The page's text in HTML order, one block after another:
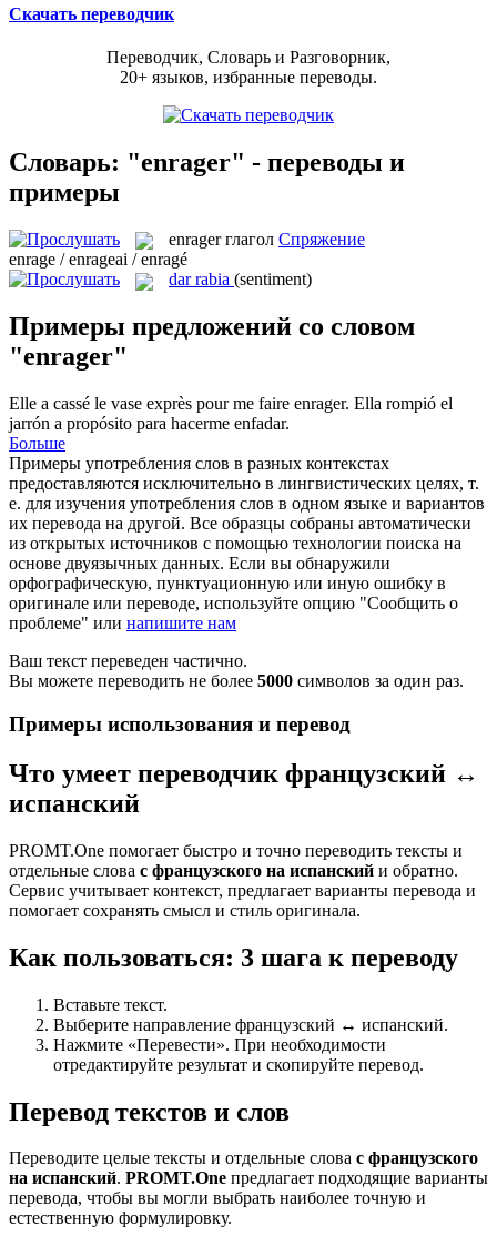
Скачать переводчик
Переводчик, Словарь и Разговорник,
20+ языков, избранные переводы.
Словарь: "enrager" - переводы и
примеры
enrager глагол Спряжение
enrage / enrageai / enragé
dar rabia (sentiment)
Примеры предложений со словом
"enrager"
Elle a cassé le vase exprès pour me faire enrager. Ella rompió el
jarrón a propósito para hacerme enfadar.
Больше
Примеры употребления слов в разных контекстах
предоставляются исключительно в лингвистических целях, т.
е. для изучения употребления слов в одном языке и вариантов
их перевода на другой. Все образцы собраны автоматически
из открытых источников с помощью технологии поиска на
основе двуязычных данных. Если вы обнаружили
орфографическую, пунктуационную или иную ошибку в
оригинале или переводе, используйте опцию "Сообщить о
проблеме" или напишите нам
Ваш текст переведен частично.
Вы можете переводить не более 5000 символов за один раз.
Примеры использования и перевод
Что умеет переводчик французский ↔
испанский
PROMT.One помогает быстро и точно переводить тексты и
отдельные слова с французского на испанский и обратно.
Сервис учитывает контекст, предлагает варианты перевода и
помогает сохранять смысл и стиль оригинала.
Как пользоваться: 3 шага к переводу
Вставьте текст.
Выберите направление французский ↔ испанский.
Нажмите «Перевести». При необходимости
отредактируйте результат и скопируйте перевод.
Перевод текстов и слов
Переводите целые тексты и отдельные слова с французского
на испанский. PROMT.One предлагает подходящие варианты
перевода, чтобы вы могли выбрать наиболее точную и
естественную формулировку.